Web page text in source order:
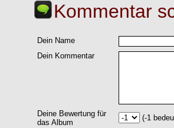
Kommentar
Dein Name
Dein Kommentar
Deine Bewertung für
das Album
(-1